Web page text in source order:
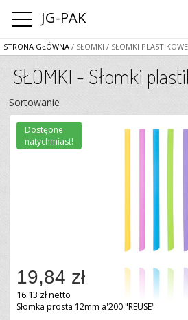
JG-PAK
STRONA GŁÓWNA / SŁOMKI / SŁOMKI PLASTIKOWE
SŁOMKI - Słomki
Sortowanie
19,84 zł
16.13 zł netto
Słomka prosta 12mm a'200 "REUSE"
Dostępne
natychmiast!